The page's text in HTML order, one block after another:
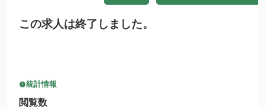
この求人は終了しました。
統計情報
閲覧数